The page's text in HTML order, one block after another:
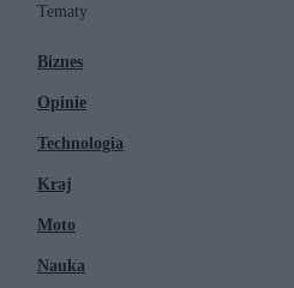
Tematy
Biznes
Opinie
Technologia
Kraj
Moto
Nauka